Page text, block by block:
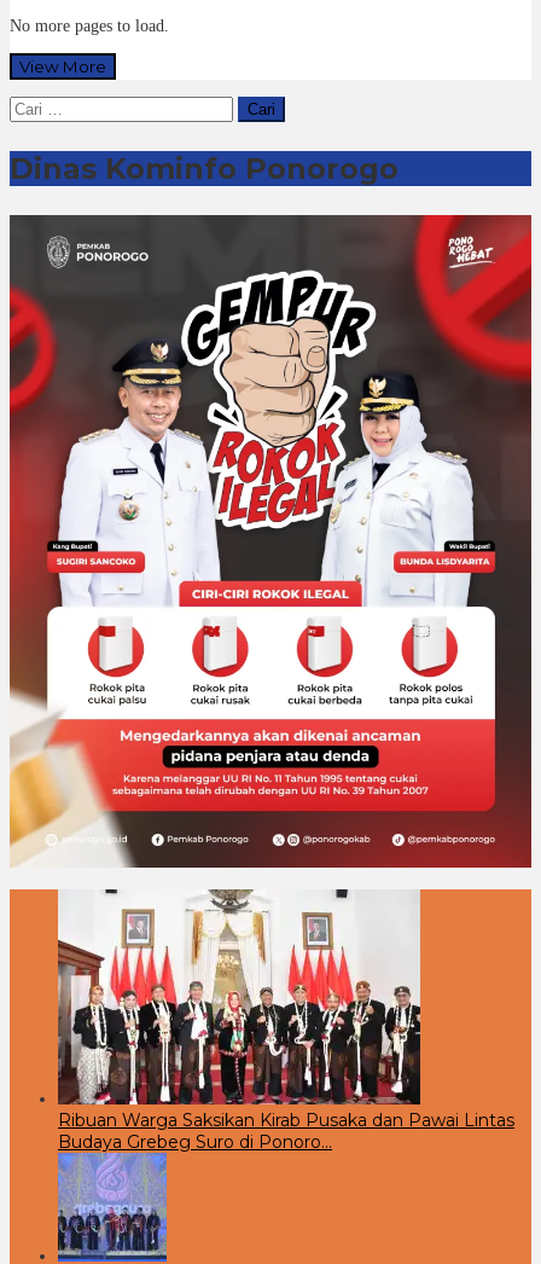
No more pages to load.
View More
Cari
untuk:
Dinas Kominfo Ponorogo
Ribuan Warga Saksikan Kirab Pusaka dan Pawai Lintas
Budaya Grebeg Suro di Ponoro…